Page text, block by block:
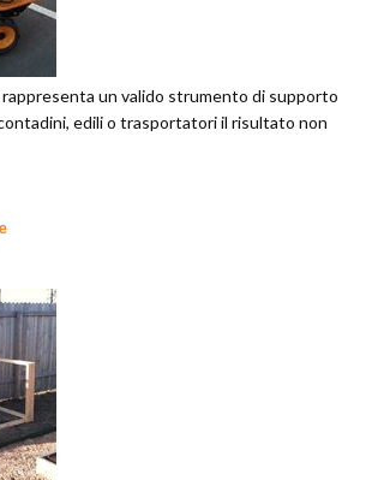
rappresenta un valido strumento di supporto
edili o trasportatori il risultato non